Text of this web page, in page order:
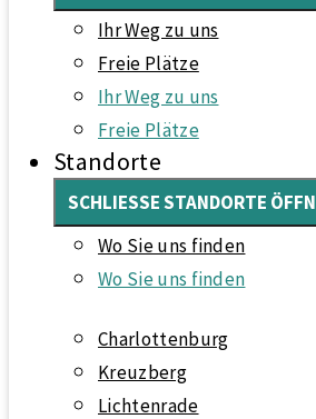
Ihr Weg zu uns
Freie Plätze
Ihr Weg zu uns
Freie Plätze
Standorte
SCHLIESSE STANDORTE
Wo Sie uns finden
Wo Sie uns finden
Charlottenburg
Kreuzberg
Lichtenrade